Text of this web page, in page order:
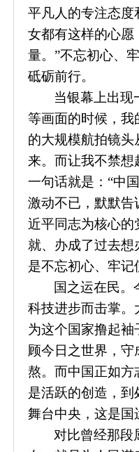
平凡人的专注态度
女都有这样的心愿
量。”不忘初心、
砥砺前行。
当银幕上出现
等画面的时候，我
的大规模航拍镜
来。而让我不禁想
一句话就是： “中
激动不已，默默告
近平同志为核心的
就、办成了过去
是不忘初心、牢
国之运在民。
科技进步而击掌。
为这个国家撸起
顾今日之世界，
熬。而中国正如方
是活跃的创造，
舞台中央，这是
对比曾经那段